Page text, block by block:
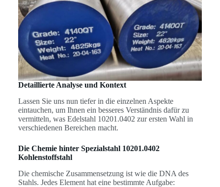
Detaillierte Analyse und Kontext
Lassen Sie uns nun tiefer in die einzelnen Aspekte
eintauchen, um Ihnen ein besseres Verständnis dafür zu
vermitteln, was Edelstahl 10201.0402 zur ersten Wahl in
verschiedenen Bereichen macht.
Die Chemie hinter Spezialstahl 10201.0402
Kohlenstoffstahl
Die chemische Zusammensetzung ist wie die DNA des
Stahls. Jedes Element hat eine bestimmte Aufgabe: